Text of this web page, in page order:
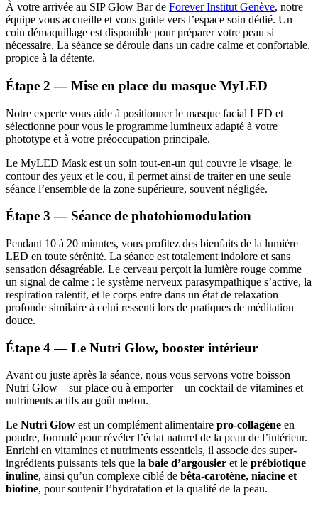
À votre arrivée au SIP Glow Bar de Forever Institut Genève, notre
équipe vous accueille et vous guide vers l’espace soin dédié. Un
coin démaquillage est disponible pour préparer votre peau si
nécessaire. La séance se déroule dans un cadre calme et confortable,
propice à la détente.
Étape 2 — Mise en place du masque MyLED
Notre experte vous aide à positionner le masque facial LED et
sélectionne pour vous le programme lumineux adapté à votre
phototype et à votre préoccupation principale.
Le MyLED Mask est un soin tout-en-un qui couvre le visage, le
contour des yeux et le cou, il permet ainsi de traiter en une seule
séance l’ensemble de la zone supérieure, souvent négligée.
Étape 3 — Séance de photobiomodulation
Pendant 10 à 20 minutes, vous profitez des bienfaits de la lumière
LED en toute sérénité. La séance est totalement indolore et sans
sensation désagréable. Le cerveau perçoit la lumière rouge comme
un signal de calme : le système nerveux parasympathique s’active, la
respiration ralentit, et le corps entre dans un état de relaxation
profonde similaire à celui ressenti lors de pratiques de méditation
douce.
Étape 4 — Le Nutri Glow, booster intérieur
Avant ou juste après la séance, nous vous servons votre boisson
Nutri Glow – sur place ou à emporter – un cocktail de vitamines et
nutriments actifs au goût melon.
Le Nutri Glow est un complément alimentaire pro-collagène en
poudre, formulé pour révéler l’éclat naturel de la peau de l’intérieur.
Enrichi en vitamines et nutriments essentiels, il associe des super-
ingrédients puissants tels que la baie d’argousier et le prébiotique
inuline, ainsi qu’un complexe ciblé de bêta-carotène, niacine et
biotine, pour soutenir l’hydratation et la qualité de la peau.